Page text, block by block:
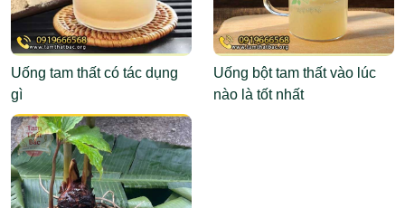
Uống tam thất có tác dụng
gì
Uống bột tam thất vào lúc
nào là tốt nhất